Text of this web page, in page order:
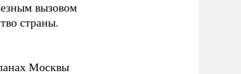
вызовом
страны.
Москвы